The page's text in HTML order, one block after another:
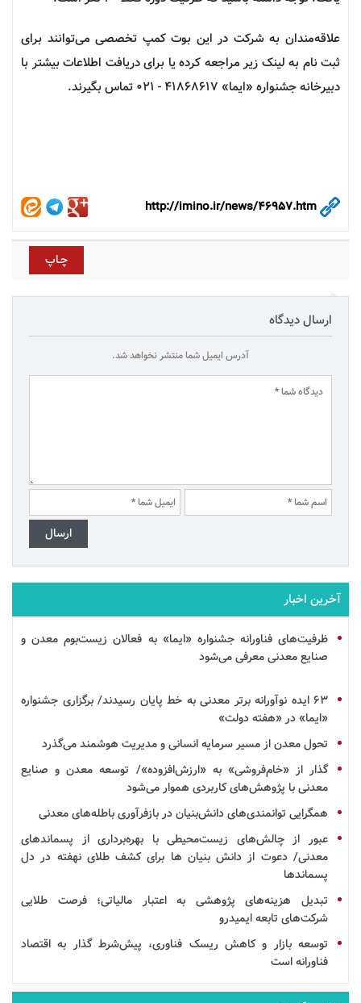
علاقه‌مندان به شرکت در این بوت کمپ تخصصی می‌توانند برای
ثبت نام به لینک زیر مراجعه کرده یا برای دریافت اطلاعات بیشتر با
دبیرخانه جشنواره «ایما» 41868617 - 021 تماس بگیرند.
ارسال دیدگاه
آدرس ایمیل شما منتشر نخواهد شد.
آخرین اخبار
ظرفیت‌های فناورانه جشنواره «ایما» به فعالان زیست‌بوم معدن و
صنایع معدنی معرفی می‌شود
۶۳ ایده نوآورانه برتر معدنی به خط پایان رسیدند/ برگزاری جشنواره
«ایما» در «هفته دولت»
تحول معدن از مسیر سرمایه انسانی و مدیریت هوشمند می‌گذرد
گذار از «خام‌فروشی» به «ارزش‌افزوده»/ توسعه معدن و صنایع
معدنی با پژوهش‌های کاربردی هموار می‌شود
همگرایی توانمندی‌هایدانش‌بنیاندربازفرآوریباطله‌های معدنی
عبور از چالش‌های زیست‌محیطی با بهره‌برداری از پسماندهای
معدنی/ دعوت از دانش بنیان ها برای کشف طلای نهفته در دل
پسماندها
تبدیل هزینه‌های پژوهشی به اعتبار مالیاتی؛ فرصت طلایی
شرکت‌های تابعه ایمیدرو
توسعهبازار و کاهش ریسک فناوری، پیش‌شرط گذار به اقتصاد
فناورانه است